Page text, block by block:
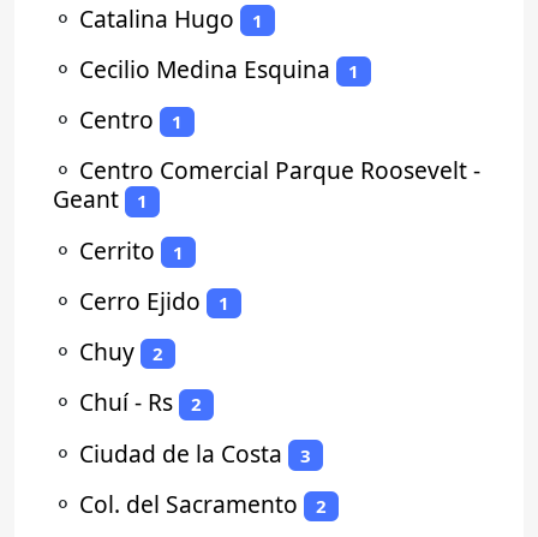
⚬ Catalina Hugo 1
⚬ Cecilio Medina Esquina 1
⚬ Centro 1
⚬ Centro Comercial Parque Roosevelt -
Geant
1
⚬ Cerrito 1
⚬ Cerro Ejido 1
⚬ Chuy 2
⚬ Chuí - Rs 2
⚬ Ciudad de la Costa 3
⚬ Col. del Sacramento 2